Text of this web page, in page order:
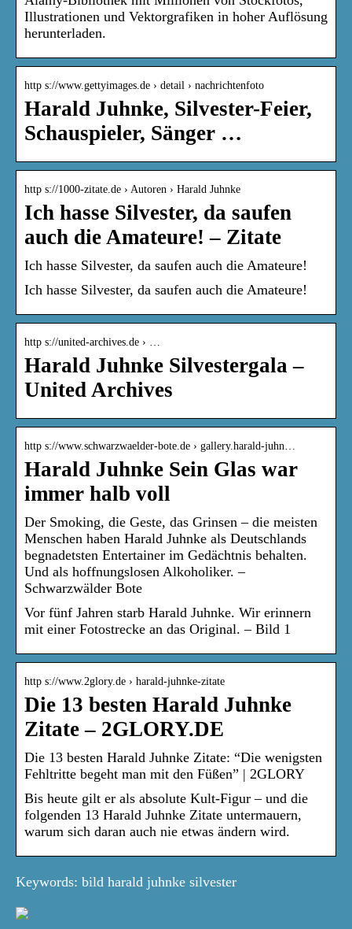
Illustrationen und Vektorgrafiken in hoher Auflösung
herunterladen.
http s://www.gettyimages.de › detail › nachrichtenfoto
Harald Juhnke, Silvester-Feier,
Schauspieler, Sänger …
http s://1000-zitate.de › Autoren › Harald Juhnke
Ich hasse Silvester, da saufen
auch die Amateure! – Zitate
Ich hasse Silvester, da saufen auch die Amateure!
Ich hasse Silvester, da saufen auch die Amateure!
http s://united-archives.de › …
Harald Juhnke Silvestergala –
United Archives
http s://www.schwarzwaelder-bote.de › gallery.harald-juhn…
Harald Juhnke Sein Glas war
immer halb voll
Der Smoking, die Geste, das Grinsen – die meisten
Menschen haben Harald Juhnke als Deutschlands
begnadetsten Entertainer im Gedächtnis behalten.
Und als hoffnungslosen Alkoholiker. –
Schwarzwälder Bote
Vor fünf Jahren starb Harald Juhnke. Wir erinnern
mit einer Fotostrecke an das Original. – Bild 1
http s://www.2glory.de › harald-juhnke-zitate
Die 13 besten Harald Juhnke
Zitate – 2GLORY.DE
Die 13 besten Harald Juhnke Zitate: “Die wenigsten
Fehltritte begeht man mit den Füßen” | 2GLORY
Bis heute gilt er als absolute Kult-Figur – und die
folgenden 13 Harald Juhnke Zitate untermauern,
warum sich daran auch nie etwas ändern wird.
Keywords: bild harald juhnke silvester